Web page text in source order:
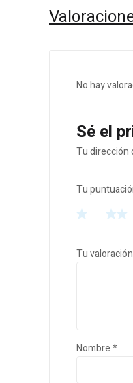
No hay
Sé el
Tu dirección
Tu
Tu valoración
Nombre*